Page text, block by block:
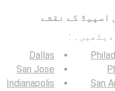
اسپیڈ کے نقشے
San
Dallas
San Jose
Indianapolis